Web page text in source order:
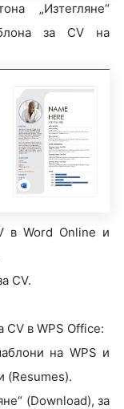
„Изтегляне“
за CV на
в Word Online и
CV.
CV в WPS Office:
на WPS и
(Resumes).
(Download), за